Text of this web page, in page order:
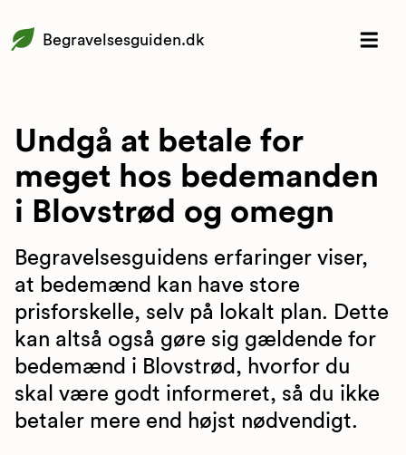
Begravelsesguiden.dk
Undgå at betale for
meget hos bedemanden
i Blovstrød og omegn
Begravelsesguidens erfaringer viser,
at bedemænd kan have store
prisforskelle, selv på lokalt plan. Dette
kan altså også gøre sig gældende for
bedemænd i Blovstrød, hvorfor du
skal være godt informeret, så du ikke
betaler mere end højst nødvendigt.